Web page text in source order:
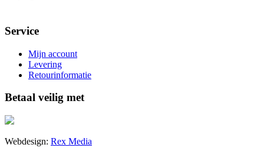
Service
Mijn account
Levering
Retourinformatie
Betaal veilig met
Webdesign: Rex Media